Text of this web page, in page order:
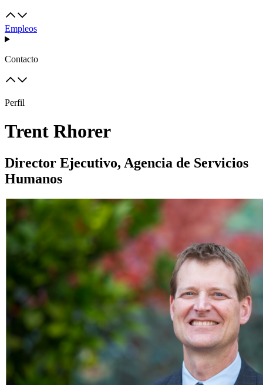
Empleos
Contacto
Perfil
Trent Rhorer
Director Ejecutivo, Agencia de Servicios
Humanos